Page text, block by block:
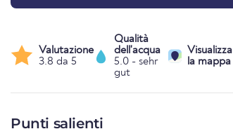
Valutazione
3.8 da 5
Qualità
dell'acqua
5.0 - sehr
gut
Visualizza
la mappa
Punti salienti